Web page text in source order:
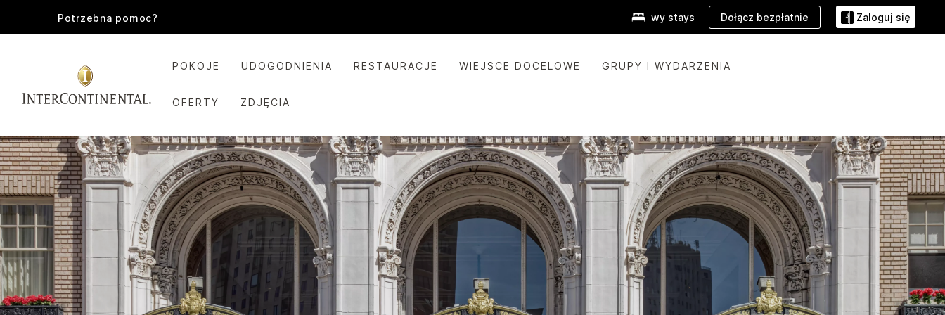
Potrzebna pomoc? wy stays Dołącz bezpłatnie Zaloguj się
POKOJE UDOGODNIENIA RESTAURACJE WIEJSCE DOCELOWE GRUPY I WYDARZENIA
OFERTY ZDJĘCIA